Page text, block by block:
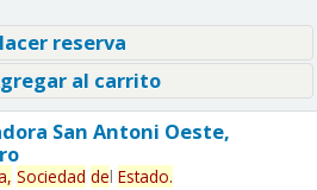
reserva
al carrito
San Antoni Oeste,
Sociedad del Estado.